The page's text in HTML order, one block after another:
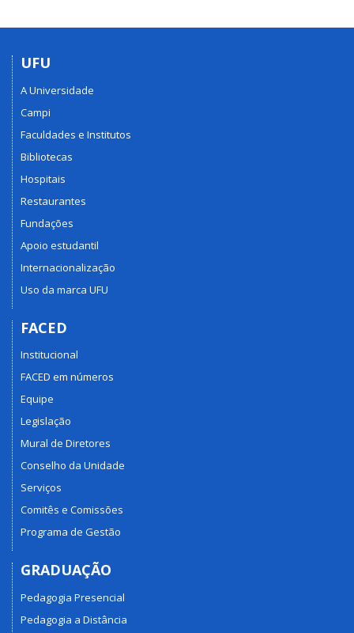
UFU
A Universidade
Campi
Faculdades e Institutos
Bibliotecas
Hospitais
Restaurantes
Fundações
Apoio estudantil
Internacionalização
Uso da marca UFU
FACED
Institucional
FACED em números
Equipe
Legislação
Mural de Diretores
Conselho da Unidade
Serviços
Comitês e Comissões
Programa de Gestão
GRADUAÇÃO
Pedagogia Presencial
Pedagogia a Distância